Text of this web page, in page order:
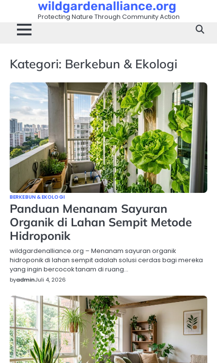
content
wildgardenalliance.org
Protecting Nature Through Community Action
Kategori: Berkebun & Ekologi
BERKEBUN & EKOLOGI
Panduan Menanam Sayuran
Organik di Lahan Sempit Metode
Hidroponik
wildgardenalliance.org – Menanam sayuran organik
hidroponik di lahan sempit adalah solusi cerdas bagi mereka
yang ingin bercocok tanam di ruang…
byadminJuli 4, 2026